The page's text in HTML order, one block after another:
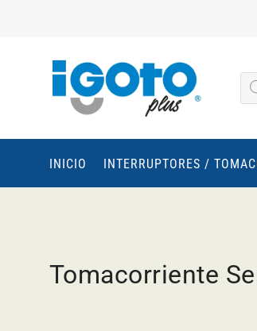
INICIO INTERRUPTORES /
Tomacorriente